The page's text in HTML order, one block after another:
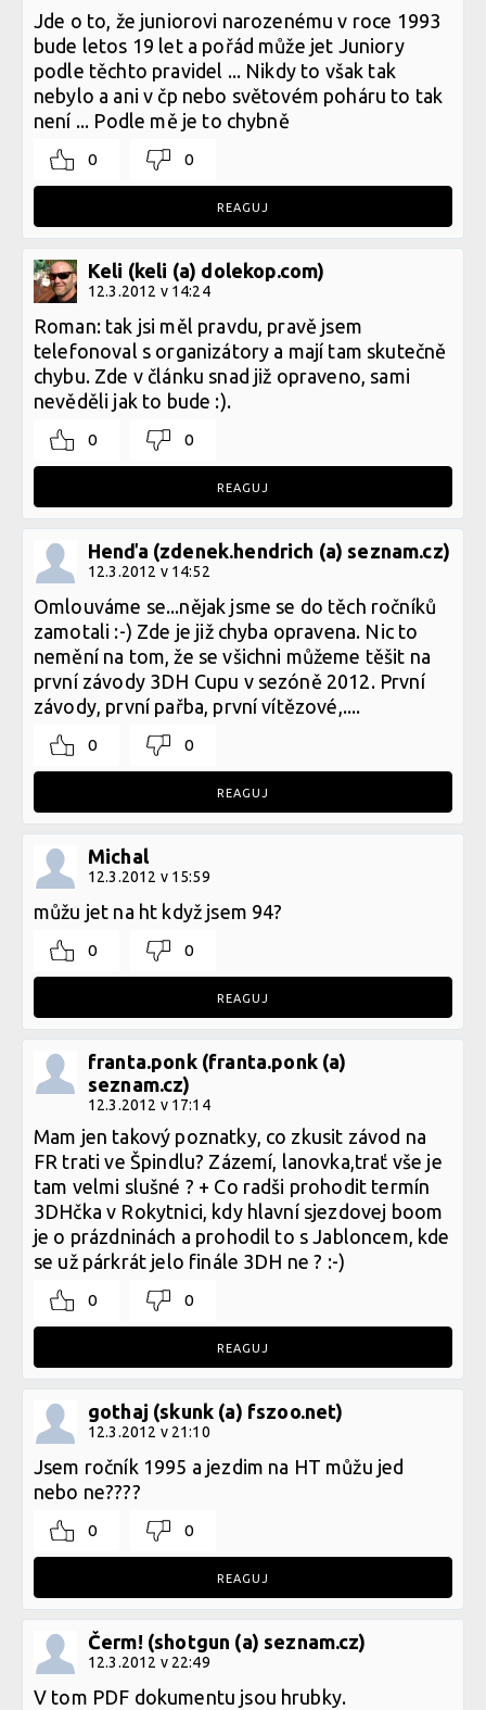
Jde o to, že juniorovi narozenému v roce 1993
bude letos 19 let a pořád může jet Juniory
podle těchto pravidel ... Nikdy to však tak
nebylo a ani v čp nebo světovém poháru to tak
není ... Podle mě je to chybně
0 0
REAGUJ
Keli (keli (a) dolekop.com)
12.3.2012 v 14:24
Roman: tak jsi měl pravdu, pravě jsem
telefonoval s organizátory a mají tam skutečně
chybu. Zde v článku snad již opraveno, sami
nevěděli jak to bude :).
0 0
REAGUJ
Henďa (zdenek.hendrich (a) seznam.cz)
12.3.2012 v 14:52
Omlouváme se...nějak jsme se do těch ročníků
zamotali :-) Zde je již chyba opravena. Nic to
nemění na tom, že se všichni můžeme těšit na
první závody 3DH Cupu v sezóně 2012. První
závody, první pařba, první vítězové,....
0 0
REAGUJ
Michal
12.3.2012 v 15:59
můžu jet na ht když jsem 94?
0 0
REAGUJ
franta.ponk (franta.ponk (a)
seznam.cz)
12.3.2012 v 17:14
Mam jen takový poznatky, co zkusit závod na
FR trati ve Špindlu? Zázemí, lanovka,trať vše je
tam velmi slušné ? + Co radši prohodit termín
3DHčka v Rokytnici, kdy hlavní sjezdovej boom
je o prázdninách a prohodil to s Jabloncem, kde
se už párkrát jelo finále 3DH ne ? :-)
0 0
REAGUJ
gothaj (skunk (a) fszoo.net)
12.3.2012 v 21:10
Jsem ročník 1995 a jezdim na HT můžu jed
nebo ne????
0 0
REAGUJ
Čerm! (shotgun (a) seznam.cz)
12.3.2012 v 22:49
V tom PDF dokumentu jsou hrubky.